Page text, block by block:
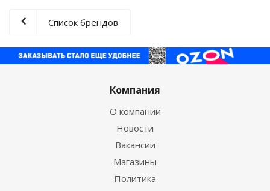
Список брендов
Компания
О компании
Новости
Вакансии
Магазины
Политика